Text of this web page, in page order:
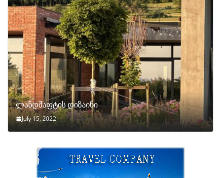
ლანდშაფტის დიზაინი
July 15, 2022